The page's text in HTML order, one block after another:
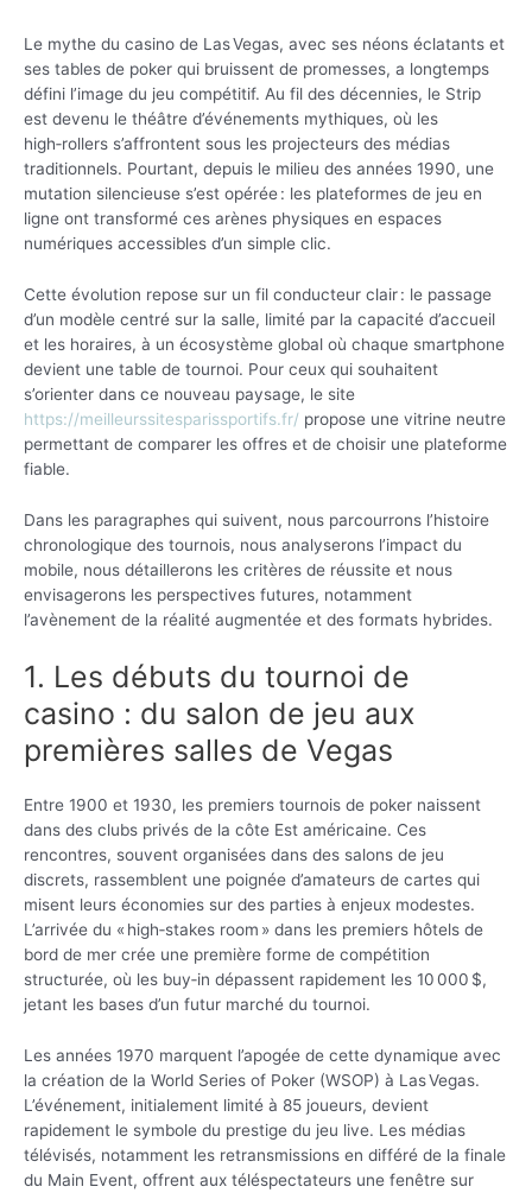
Le mythe du casino de Las Vegas, avec ses néons éclatants et
ses tables de poker qui bruissent de promesses, a longtemps
défini l’image du jeu compétitif. Au fil des décennies, le Strip
est devenu le théâtre d’événements mythiques, où les
high‑rollers s’affrontent sous les projecteurs des médias
traditionnels. Pourtant, depuis le milieu des années 1990, une
mutation silencieuse s’est opérée : les plateformes de jeu en
ligne ont transformé ces arènes physiques en espaces
numériques accessibles d’un simple clic.
Cette évolution repose sur un fil conducteur clair : le passage
d’un modèle centré sur la salle, limité par la capacité d’accueil
et les horaires, à un écosystème global où chaque smartphone
devient une table de tournoi. Pour ceux qui souhaitent
s’orienter dans ce nouveau paysage, le site
https://meilleurssitesparissportifs.fr/ propose une vitrine neutre
permettant de comparer les offres et de choisir une plateforme
fiable.
Dans les paragraphes qui suivent, nous parcourrons l’histoire
chronologique des tournois, nous analyserons l’impact du
mobile, nous détaillerons les critères de réussite et nous
envisagerons les perspectives futures, notamment
l’avènement de la réalité augmentée et des formats hybrides.
1. Les débuts du tournoi de
casino : du salon de jeu aux
premières salles de Vegas
Entre 1900 et 1930, les premiers tournois de poker naissent
dans des clubs privés de la côte Est américaine. Ces
rencontres, souvent organisées dans des salons de jeu
discrets, rassemblent une poignée d’amateurs de cartes qui
misent leurs économies sur des parties à enjeux modestes.
L’arrivée du « high‑stakes room » dans les premiers hôtels de
bord de mer crée une première forme de compétition
structurée, où les buy‑in dépassent rapidement les 10 000 $,
jetant les bases d’un futur marché du tournoi.
Les années 1970 marquent l’apogée de cette dynamique avec
la création de la World Series of Poker (WSOP) à Las Vegas.
L’événement, initialement limité à 85 joueurs, devient
rapidement le symbole du prestige du jeu live. Les médias
télévisés, notamment les retransmissions en différé de la finale
du Main Event, offrent aux téléspectateurs une fenêtre sur